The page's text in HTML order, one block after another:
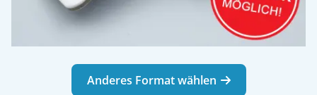
Anderes Format wählen